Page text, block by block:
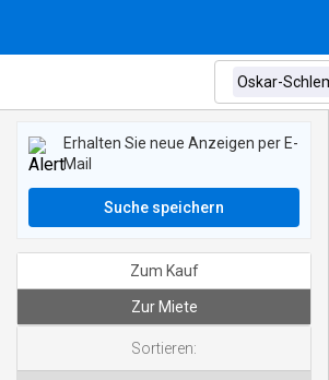
Erhalten Sie neue Anzeigen per E-
Mail
Suche speichern
Zum Kauf
Zur Miete
Sortieren: